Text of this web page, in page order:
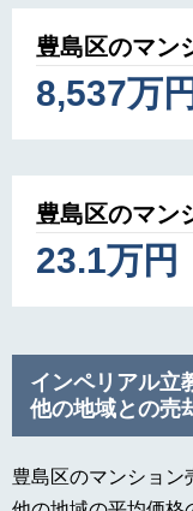
豊島区のマン
8,537万円
豊島区のマン
23.1万円
インペリアル立
他の地域との売
豊島区のマンション